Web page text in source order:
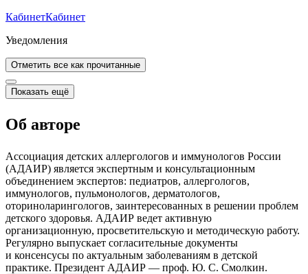
КабинетКабинет
Уведомления
Отметить все как прочитанные
Показать ещё
Об авторе
Ассоциация детских аллергологов и иммунологов России
(АДАИР) является экспертным и консультационным
объединением экспертов: педиатров, аллергологов,
иммунологов, пульмонологов, дерматологов,
оториноларингологов, заинтересованных в решении проблем
детского здоровья. АДАИР ведет активную
организационную, просветительскую и методическую работу.
Регулярно выпускает согласительные документы
и консенсусы по актуальным заболеваниям в детской
практике. Президент АДАИР — проф. Ю. С. Смолкин.